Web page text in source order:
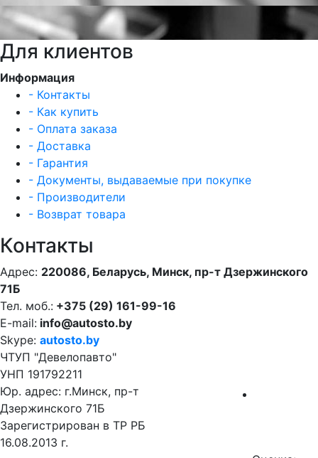
Для клиентов
Информация
- Контакты
- Как купить
- Оплата заказа
- Доставка
- Гарантия
- Документы, выдаваемые при покупке
- Производители
- Возврат товара
Контакты
Адрес: 220086, Беларусь, Минск, пр-т Дзержинского
71Б
Тел. моб.: +375 (29) 161-99-16
E-mail: info@autosto.by
Skype: autosto.by
ЧТУП "Девелопавто"
УНП 191792211
Юр. адрес: г.Минск, пр-т
Дзержинского 71Б
Зарегистрирован в ТР РБ
16.08.2013 г.